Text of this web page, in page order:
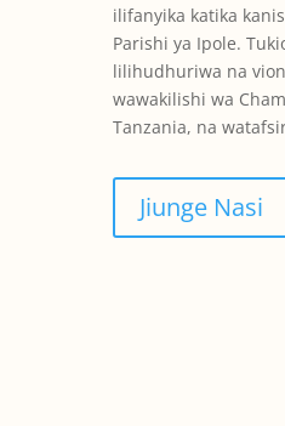
ilifanyika katika
Parishi ya Ipole.
lilihudhuriwa na
wawakilishi wa
Tanzania, na
Jiunge Nasi